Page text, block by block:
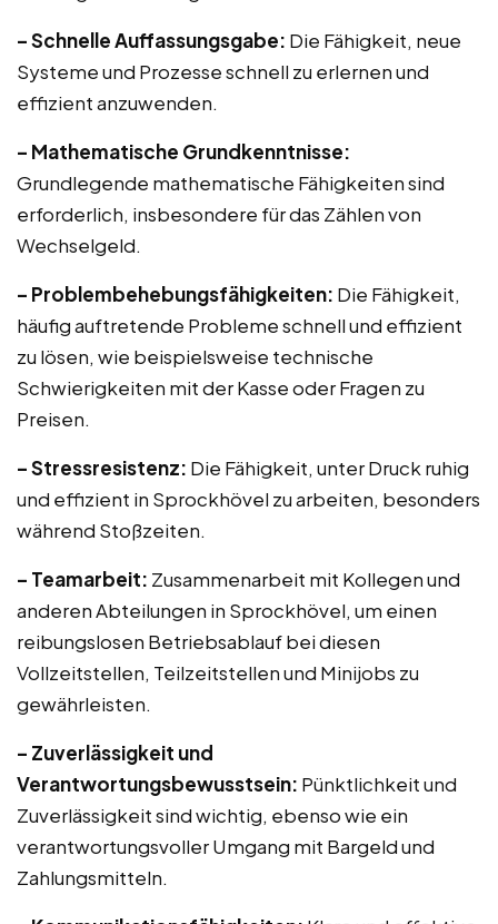
– Schnelle Auffassungsgabe: Die Fähigkeit, neue
Systeme und Prozesse schnell zu erlernen und
effizient anzuwenden.
– Mathematische Grundkenntnisse:
Grundlegende mathematische Fähigkeiten sind
erforderlich, insbesondere für das Zählen von
Wechselgeld.
– Problembehebungsfähigkeiten: Die Fähigkeit,
häufig auftretende Probleme schnell und effizient
zu lösen, wie beispielsweise technische
Schwierigkeiten mit der Kasse oder Fragen zu
Preisen.
– Stressresistenz: Die Fähigkeit, unter Druck ruhig
und effizient in Sprockhövel zu arbeiten, besonders
während Stoßzeiten.
– Teamarbeit: Zusammenarbeit mit Kollegen und
anderen Abteilungen in Sprockhövel, um einen
reibungslosen Betriebsablauf bei diesen
Vollzeitstellen, Teilzeitstellen und Minijobs zu
gewährleisten.
– Zuverlässigkeit und
Verantwortungsbewusstsein: Pünktlichkeit und
Zuverlässigkeit sind wichtig, ebenso wie ein
verantwortungsvoller Umgang mit Bargeld und
Zahlungsmitteln.